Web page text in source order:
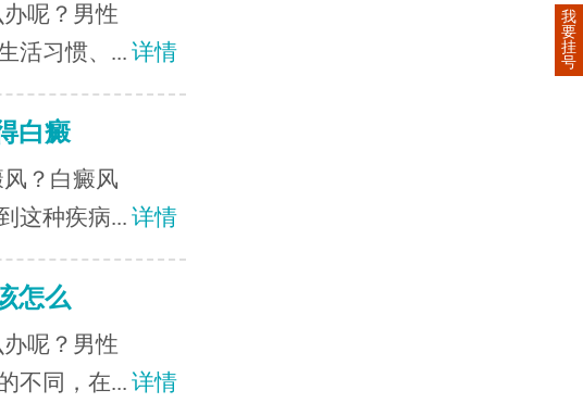
呢？男性
活习惯、... 详情
白癜
？白癜风
这种疾病... 详情
怎么
呢？男性
不同，在... 详情
我
要
挂
号